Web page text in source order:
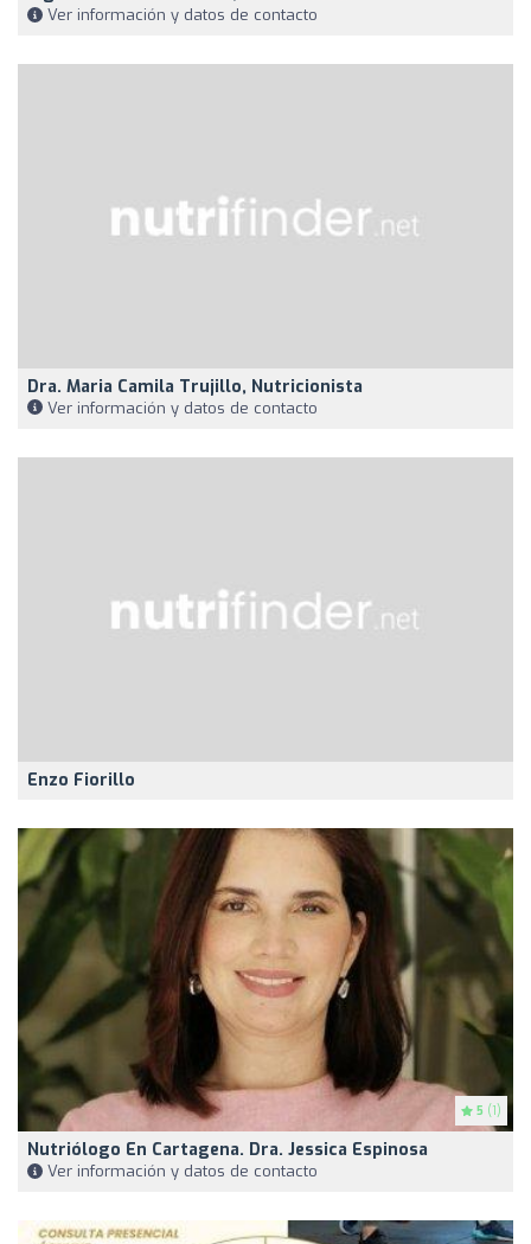
Ver información y datos de contacto
Dra. Maria Camila Trujillo, Nutricionista
Ver información y datos de contacto
Enzo Fiorillo
5 (1)
Nutriólogo En Cartagena. Dra. Jessica Espinosa
Ver información y datos de contacto